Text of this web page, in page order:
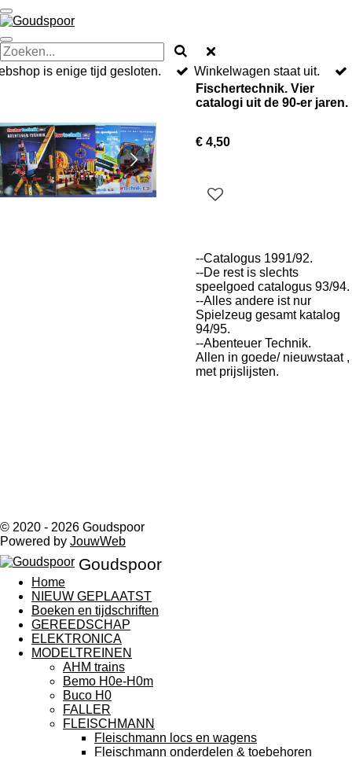
Ga
direct
naar
de
hoofdinhoud
is enige tijd gesloten.
Winkelwagen staat uit.
Fischertechnik. Vier
catalogi uit de 90-er jaren.
€ 4,50
--Catalogus 1991/92.
--De rest is slechts
speelgoed catalogus 93/94.
--Alles andere ist nur
Spielzeug gesamt katalog
94/95.
--Abenteuer Technik.
Allen in goede/ nieuwstaat ,
met prijslijsten.
© 2020 - 2026 Goudspoor
Powered by JouwWeb
Goudspoor
Home
NIEUW GEPLAATST
Boeken en tijdschriften
GEREEDSCHAP
ELEKTRONICA
MODELTREINEN
AHM trains
Bemo H0e-H0m
Buco H0
FALLER
FLEISCHMANN
Fleischmann locs en wagens
Fleischmann onderdelen & toebehoren